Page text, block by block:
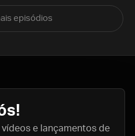
episódios
e lançamentos de